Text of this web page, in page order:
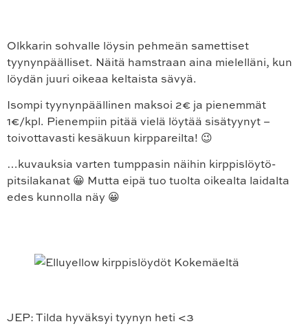
Olkkarin sohvalle löysin pehmeän samettiset
tyynynpäälliset. Näitä hamstraan aina mielelläni, kun
löydän juuri oikeaa keltaista sävyä.
Isompi tyynynpäällinen maksoi 2€ ja pienemmät
1€/kpl. Pienempiin pitää vielä löytää sisätyynyt –
toivottavasti kesäkuun kirppareilta! 😉
…kuvauksia varten tumppasin näihin kirppislöytö-
pitsilakanat 😀 Mutta eipä tuo tuolta oikealta laidalta
edes kunnolla näy 😀
JEP: Tilda hyväksyi tyynyn heti <3